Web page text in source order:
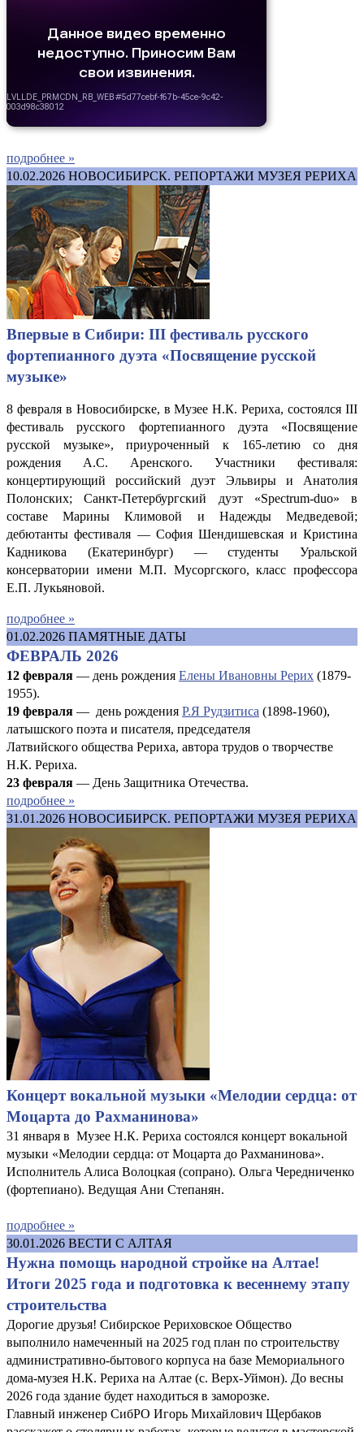
подробнее »
10.02.2026 НОВОСИБИРСК. РЕПОРТАЖИ МУЗЕЯ РЕРИХА
Впервые в Сибири: III фестиваль русского
фортепианного дуэта «Посвящение русской
музыке»
8 февраля в Новосибирске, в Музее Н.К. Рериха, состоялся III
фестиваль русского фортепианного дуэта «Посвящение
русской музыке», приуроченный к 165-летию со дня
рождения А.С. Аренского. Участники фестиваля:
концертирующий российский дуэт Эльвиры и Анатолия
Полонских; Санкт-Петербургский дуэт «Spectrum-duo» в
составе Марины Климовой и Надежды Медведевой;
дебютанты фестиваля — София Шендишевская и Кристина
Кадникова (Екатеринбург) — студенты Уральской
консерватории имени М.П. Мусоргского, класс профессора
Е.П. Лукьяновой.
подробнее »
01.02.2026 ПАМЯТНЫЕ ДАТЫ
ФЕВРАЛЬ 2026
12 февраля — день рождения Елены Ивановны Рерих (1879-
1955).
19 февраля — день рождения Р.Я Рудзитиса (1898-1960),
латышского поэта и писателя, председателя
Латвийского общества Рериха, автора трудов о творчестве
Н.К. Рериха.
23 февраля — День Защитника Отечества.
подробнее »
31.01.2026 НОВОСИБИРСК. РЕПОРТАЖИ МУЗЕЯ РЕРИХА
Концерт вокальной музыки «Мелодии сердца: от
Моцарта до Рахманинова»
31 января в Музее Н.К. Рериха состоялся концерт вокальной
музыки «Мелодии сердца: от Моцарта до Рахманинова».
Исполнитель Алиса Волоцкая (сопрано). Ольга Чередниченко
(фортепиано). Ведущая Ани Степанян.
подробнее »
30.01.2026 ВЕСТИ С АЛТАЯ
Нужна помощь народной стройке на Алтае!
Итоги 2025 года и подготовка к весеннему этапу
строительства
Дорогие друзья! Сибирское Рериховское Общество
выполнило намеченный на 2025 год план по строительству
административно-бытового корпуса на базе Мемориального
дома-музея Н.К. Рериха на Алтае (с. Верх-Уймон). До весны
2026 года здание будет находиться в заморозке.
Главный инженер СибРО Игорь Михайлович Щербаков